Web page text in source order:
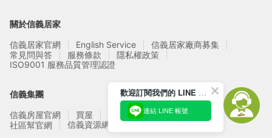
關於信義居家
信義居家官網
English Service
信義居家廠商募集
常見問與答
服務條款
隱私權政策
ISO9001 服務品質管理認證
信義集團
信義房屋官網
買屋 租屋
實價登錄
社區幫官網
信義資源網站
歡迎訂閱我們的 LINE 官方帳號
連結 LINE 帳號